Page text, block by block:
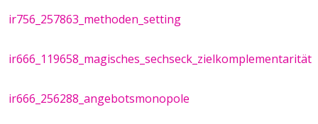
ir756_257863_methoden_setting
ir666_119658_magisches_sechseck_zielkomplementarität
ir666_256288_angebotsmonopole